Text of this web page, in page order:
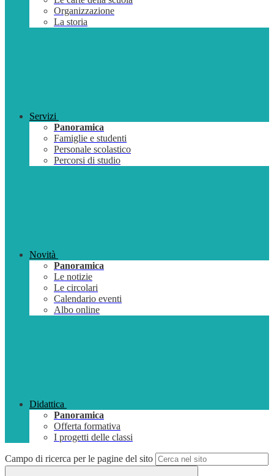
Organizzazione
La storia
Servizi
Panoramica
Famiglie e studenti
Personale scolastico
Percorsi di studio
Novità
Panoramica
Le notizie
Le circolari
Calendario eventi
Albo online
Didattica
Panoramica
Offerta formativa
I progetti delle classi
Campo di ricerca per le pagine del sito